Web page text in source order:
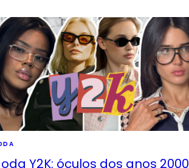
Y2K: óculos dos anos 2000